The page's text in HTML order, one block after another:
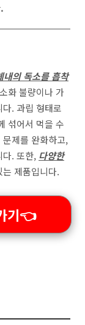
내의 독소를 흡착
화 불량이나 가
. 과립 형태로
섞어서 먹을 수
제를 완화하고,
다. 또한, 다양한
제품입니다.
기👈